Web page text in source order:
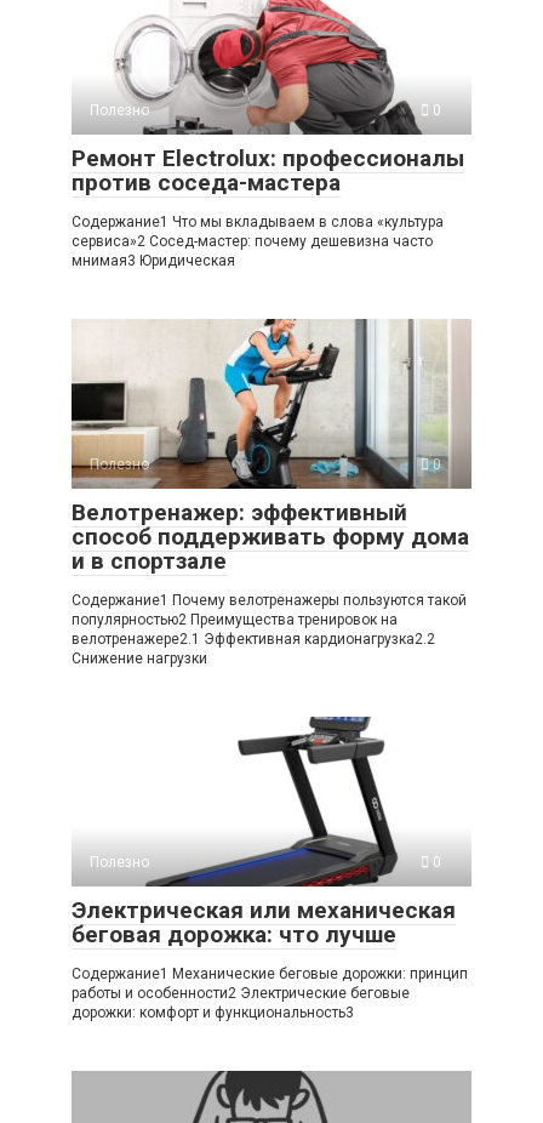
Полезно 0
Ремонт Electrolux: профессионалы
против соседа-мастера
Содержание1 Что мы вкладываем в слова «культура
сервиса»2 Сосед-мастер: почему дешевизна часто
мнимая3 Юридическая
Полезно 0
Велотренажер: эффективный
способ поддерживать форму дома
и в спортзале
Содержание1 Почему велотренажеры пользуются такой
популярностью2 Преимущества тренировок на
велотренажере2.1 Эффективная кардионагрузка2.2
Снижение нагрузки
Полезно 0
Электрическая или механическая
беговая дорожка: что лучше
Содержание1 Механические беговые дорожки: принцип
работы и особенности2 Электрические беговые
дорожки: комфорт и функциональность3